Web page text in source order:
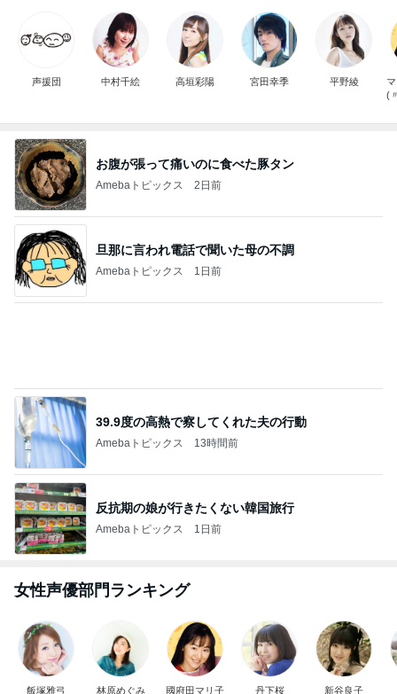
声援団 中村千絵 高垣彩陽 宮田幸季 平野綾
(
お腹が張って痛いのに食べた豚タン
Amebaトピックス 2日前
旦那に言われ電話で聞いた母の不調
Amebaトピックス 1日前
反抗期の娘が行きたくない韓国旅行
Amebaトピックス 1日前
女性声優部門ランキング
もっと見る